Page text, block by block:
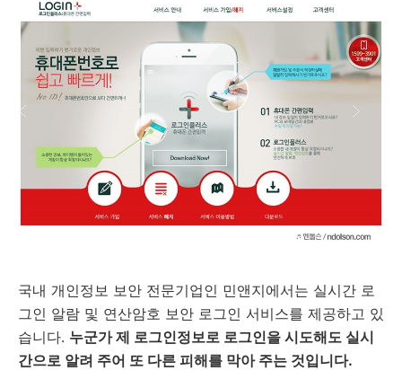
국내 개인정보 보안 전문기업인 민앤지에서는 실시간 로
그인 알람 및 연산암호 보안 로그인 서비스를 제공하고 있
습니다. 누군가 제 로그인정보로 로그인을 시도해도 실시
간으로 알려 주어 또 다른 피해를 막아 주는 것입니다.